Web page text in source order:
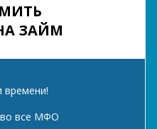
ЗАЙМ
времени!
во все МФО